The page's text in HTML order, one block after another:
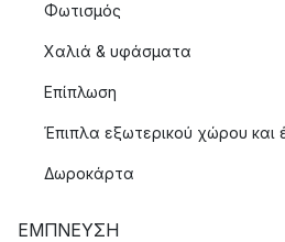
Φωτισμός
Χαλιά & υφάσματα
Επίπλωση
Έπιπλα εξωτερικού χώρου και
Δωροκάρτα
ΈΜΠΝΕΥΣΗ